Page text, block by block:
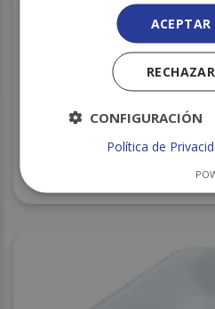
BANDEJA CORCHO CXI-89
CONFIGURACIÓN
Política de